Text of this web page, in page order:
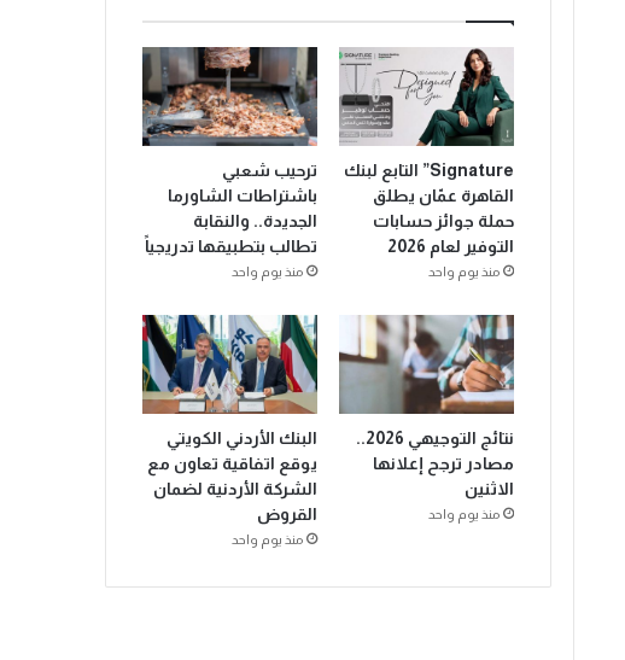
Signature” التابع لبنك
القاهرة عمّان يطلق
حملة جوائز حسابات
التوفير لعام 2026
منذ يوم واحد
ترحيب شعبي
باشتراطات الشاورما
الجديدة.. والنقابة
تطالب بتطبيقها تدريجياً
منذ يوم واحد
نتائج التوجيهي 2026..
مصادر ترجح إعلانها
الاثنين
منذ يوم واحد
البنك الأردني الكويتي
يوقع اتفاقية تعاون مع
الشركة الأردنية لضمان
القروض
منذ يوم واحد